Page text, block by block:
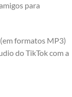
para
formatos MP3)
do TikTok com a